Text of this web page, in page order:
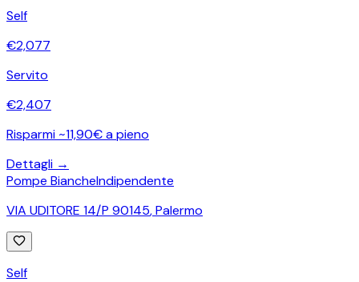
Self
€2,077
Servito
€2,407
Risparmi ~11,90€ a pieno
Dettagli →
Pompe BiancheIndipendente
VIA UDITORE 14/P 90145,Palermo
Self